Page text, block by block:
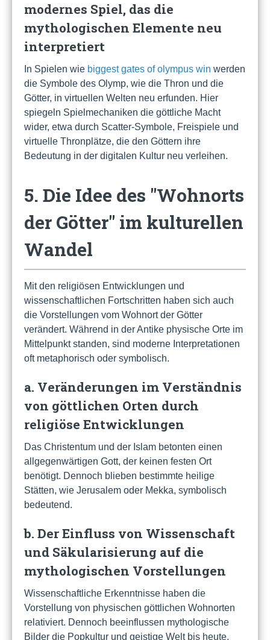
modernes Spiel, das die
mythologischen Elemente neu
interpretiert
In Spielen wie biggest gates of olympus win werden
die Symbole des Olymp, wie die Thron und die
Götter, in virtuellen Welten neu erfunden. Hier
spiegeln Spielmechaniken die göttliche Macht
wider, etwa durch Scatter-Symbole, Freispiele und
virtuelle Thronplätze, die den Göttern ihre
Bedeutung in der digitalen Kultur neu verleihen.
5. Die Idee des "Wohnorts
der Götter" im kulturellen
Wandel
Mit den religiösen Entwicklungen und
wissenschaftlichen Fortschritten haben sich auch
die Vorstellungen vom Wohnort der Götter
verändert. Während in der Antike physische Orte im
Mittelpunkt standen, sind moderne Interpretationen
oft metaphorisch oder symbolisch.
a. Veränderungen im Verständnis
von göttlichen Orten durch
religiöse Entwicklungen
Das Christentum und der Islam betonten einen
allgegenwärtigen Gott, der keinen festen Ort
benötigt. Dennoch blieben bestimmte heilige
Stätten, wie Jerusalem oder Mekka, symbolisch
bedeutend.
b. Der Einfluss von Wissenschaft
und Säkularisierung auf die
mythologischen Vorstellungen
Wissenschaftliche Erkenntnisse haben die
Vorstellung von physischen göttlichen Wohnorten
relativiert. Dennoch beeinflussen mythologische
Bilder die Popkultur und geistige Welt bis heute.